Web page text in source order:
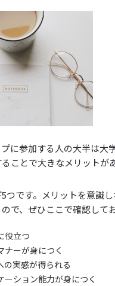
に参加する人の大半は大
ことで大きなメリットが
つです。メリットを意識
で、ぜひここで確認して
役立つ
ナーが身につく
の実感が得られる
ーション能力が身につく